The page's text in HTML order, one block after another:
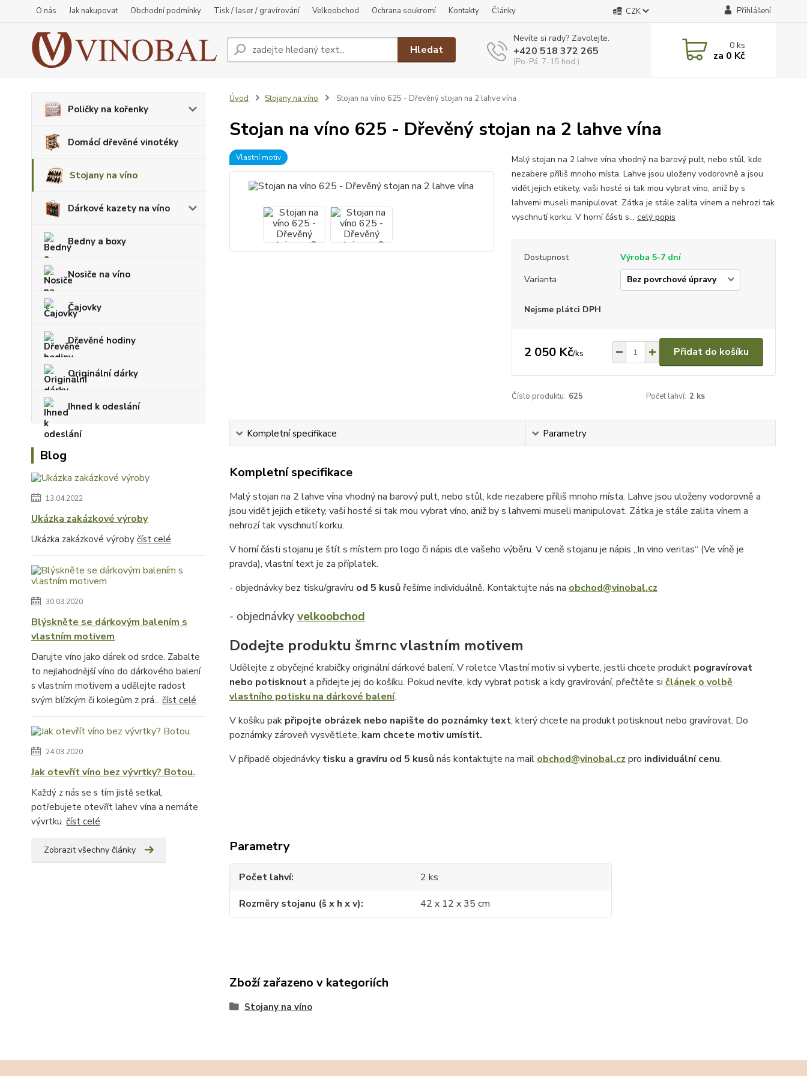
O nás Jak nakupovat Obchodní podmínky Tisk / laser / gravírování Velkoobchod Ochrana soukromí Kontakty Články CZK Přihlášení
Hledat
Nevíte si rady? Zavolejte.
+420 518 372 265
(Po-Pá, 7-15 hod.)
0ks
za 0 Kč
Poličky na kořenky
Domácí dřevěné vinotéky
Stojany na víno
Dárkové kazety na víno
Bedny a boxy
Nosiče na víno
Čajovky
Dřevěné hodiny
Originální dárky
Ihned k odeslání
Blog
13.04.2022
Ukázka zakázkové výroby
Ukázka zakázkové výroby číst celé
30.03.2020
Blýskněte se dárkovým balením s
vlastním motivem
Darujte víno jako dárek od srdce. Zabalte
to nejlahodnější víno do dárkového balení
s vlastním motivem a udělejte radost
svým blízkým či kolegům z prá... číst celé
24.03.2020
Jak otevřít víno bez vývrtky? Botou.
Každý z nás se s tím jistě setkal,
potřebujete otevřít lahev vína a nemáte
vývrtku. číst celé
Zobrazit všechny články
Úvod Stojany na víno Stojan na víno 625 - Dřevěný stojan na 2 lahve vína
Stojan na víno 625 - Dřevěný stojan na 2 lahve vína
Vlastní motiv
Malý stojan na 2 lahve vína vhodný na barový pult, nebo stůl, kde
nezabere příliš mnoho místa. Lahve jsou uloženy vodorovně a jsou
vidět jejich etikety, vaši hosté si tak mou vybrat víno, aniž by s
lahvemi museli manipulovat. Zátka je stále zalita vínem a nehrozí tak
vyschnutí korku. V horní části s... celý popis
Dostupnost
Výroba 5-7 dní
Varianta
Nejsme plátci DPH
2 050 Kč/ks Přidat do košíku
Číslo produktu: 625 Počet lahví: 2 ks
Kompletní specifikace Parametry
Kompletní specifikace
Malý stojan na 2 lahve vína vhodný na barový pult, nebo stůl, kde nezabere příliš mnoho místa. Lahve jsou uloženy vodorovně a
jsou vidět jejich etikety, vaši hosté si tak mou vybrat víno, aniž by s lahvemi museli manipulovat. Zátka je stále zalita vínem a
nehrozí tak vyschnutí korku.
V horní části stojanu je štít s místem pro logo či nápis dle vašeho výběru. V ceně stojanu je nápis „In vino veritas“ (Ve víně je
pravda), vlastní text je za příplatek.
- objednávky bez tisku/gravíru od 5 kusůřešíme individuálně. Kontaktujte nás na obchod@vinobal.cz
- objednávkyvelkoobchod
Dodejte produktu šmrnc vlastním motivem
Udělejte z obyčejné krabičky originální dárkové balení. V roletce Vlastní motiv si vyberte, jestli chcete produkt pogravírovat
nebo potisknouta přidejte jej do košíku. Pokud nevíte, kdy vybrat potisk a kdy gravírování, přečtěte si článek o volbě
vlastního potisku na dárkové balení.
V košíku pak připojte obrázek nebo napište do poznámky text, který chcete na produkt potisknout nebo gravírovat. Do
poznámky zároveň vysvětlete, kam chcete motiv umístit.
V případě objednávky tisku a gravíru od 5 kusůnás kontaktujte na mail obchod@vinobal.cz pro individuální cenu.
Parametry
Počet lahví
2 ks
Rozměry stojanu (š x h x v)
42 x 12 x 35 cm
Zboží zařazeno v kategoriích
Stojany na víno